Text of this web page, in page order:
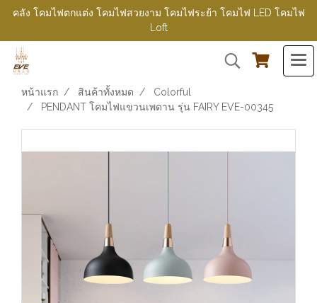
คลัง โคมไฟตกแต่ง โคมไฟสวยงาม โคมไฟระย้า โคมไฟ LED โคมไฟ
Loft
หน้าแรก สินค้าทั้งหมด
Colorful
PENDANT โคมไฟแขวนเพดาน รุ่น FAIRY EVE-00345